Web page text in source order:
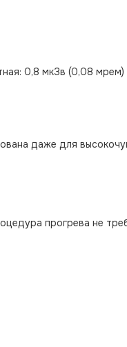
0,8 мкЗв (0,08 мрем)
даже для
прогрева не